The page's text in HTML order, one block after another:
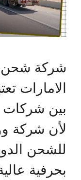
شركة شحن
الامارات
بين شركات
لأن شركة
للشحن
بحرفية